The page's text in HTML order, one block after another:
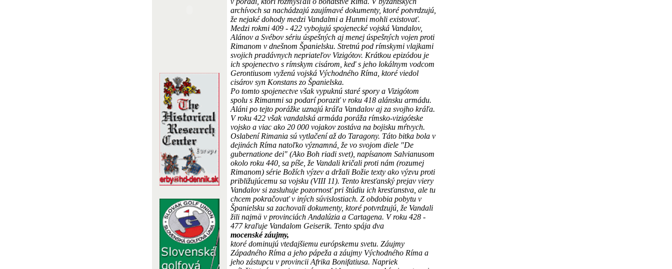
archívoch sa nachádzajú zaujímavé dokumenty, ktoré potvrdzujú,
že nejaké dohody medzi Vandalmi a Hunmi mohli existovať.
Medzi rokmi 409 - 422 vybojujú spojenecké vojská Vandalov,
Alánov a Svébov sériu úspešných aj menej úspešných vojen proti
Rimanom v dnešnom Španielsku. Stretnú pod rímskymi vlajkami
svojich pradávnych nepriateľov Vizigótov. Krátkou epizódou je
ich spojenectvo s rímskym cisárom, keď s jeho lokálnym vodcom
Gerontiusom vyženú vojská Východného Ríma, ktoré viedol
cisárov syn Konstans zo Španielska.
Po tomto spojenectve však vypuknú staré spory a Vizigótom
spolu s Rimanmi sa podarí poraziť v roku 418 alánsku armádu.
Aláni po tejto porážke uznajú kráľa Vandalov aj za svojho kráľa.
V roku 422 však vandalská armáda poráža rímsko-vizigótske
vojsko a viac ako 20 000 vojakov zostáva na bojisku mŕtvych.
Oslabení Rimania sú vytlačení až do Taragony. Táto bitka bola v
dejinách Ríma natoľko významná, že vo svojom diele "De
gubernatione dei" (Ako Boh riadi svet), napísanom Salvianusom
okolo roku 440, sa píše, že Vandali kričali proti nám (rozumej
Rimanom) série Božích výzev a držali Božie texty ako výzvu proti
približujúcemu sa vojsku (VIII 11). Tento kresťanský prejav viery
Vandalov si zasluhuje pozornosť pri štúdiu ich kresťanstva, ale tu
chcem pokračovať v iných súvislostiach. Z obdobia pobytu v
Španielsku sa zachovali dokumenty, ktoré potvrdzujú, že Vandali
žili najmä v provinciách Andalúzia a Cartagena. V roku 428 -
477 kraľuje Vandalom Geiserik. Tento spája dva
mocenské záujmy,
ktoré dominujú vtedajšiemu európskemu svetu. Záujmy
Západného Ríma a jeho pápeža a záujmy Východného Ríma a
jeho zástupcu v provincii Afrika Bonifatiusa. Napriek